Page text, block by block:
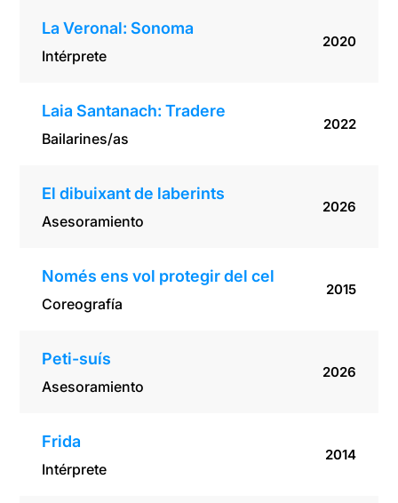
La Veronal: Sonoma
Intérprete
2020
Laia Santanach: Tradere
Bailarines/as
2022
El dibuixant de laberints
Asesoramiento
2026
Només ens vol protegir del cel
Coreografía
2015
Peti-suís
Asesoramiento
2026
Frida
Intérprete
2014